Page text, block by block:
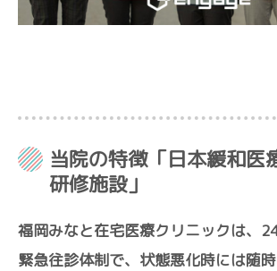
当院の特徴「日本緩和医
研修施設」
福岡みなと在宅医療クリニックは、
緊急往診体制で、状態悪化時には随